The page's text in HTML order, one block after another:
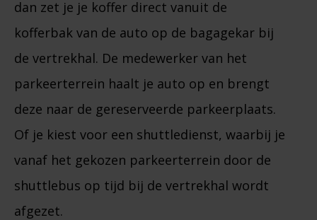
dan zet je je koffer direct vanuit de
kofferbak van de auto op de bagagekar bij
de vertrekhal. De medewerker van het
parkeerterrein haalt je auto op en brengt
deze naar de gereserveerde parkeerplaats.
Of je kiest voor een shuttledienst, waarbij je
vanaf het gekozen parkeerterrein door de
shuttlebus op tijd bij de vertrekhal wordt
afgezet.